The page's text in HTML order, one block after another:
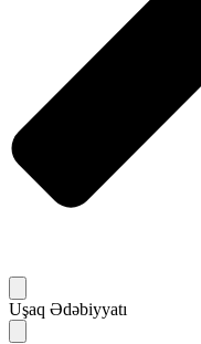
Uşaq Ədəbiyyatı